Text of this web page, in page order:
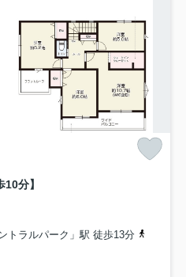
分】
トラルパーク」駅 徒歩13分